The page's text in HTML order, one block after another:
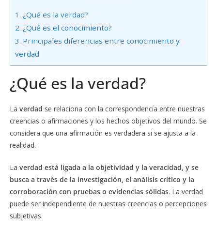
1. ¿Qué es la verdad?
2. ¿Qué es el conocimiento?
3. Principales diferencias entre conocimiento y
verdad
¿Qué es la verdad?
La verdad se relaciona con la correspondencia entre nuestras
creencias o afirmaciones y los hechos objetivos del mundo. Se
considera que una afirmación es verdadera si se ajusta a la
realidad.
La verdad está ligada a la objetividad y la veracidad, y se
busca a través de la investigación, el análisis crítico y la
corroboración con pruebas o evidencias sólidas. La verdad
puede ser independiente de nuestras creencias o percepciones
subjetivas.